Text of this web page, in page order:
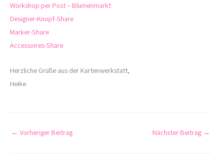
Workshop per Post – Blumenmarkt
Designer-Knopf-Share
Marker-Share
Accessoires-Share
Herzliche Grüße aus der Kartenwerkstatt,
Heike
← Vorheriger Beitrag Nächster Beitrag →